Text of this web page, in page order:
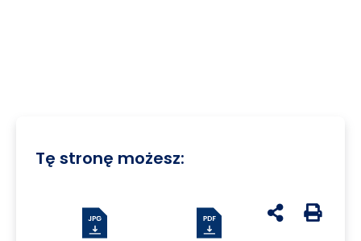
Tę stronę możesz:
udostępnij na
Generuj